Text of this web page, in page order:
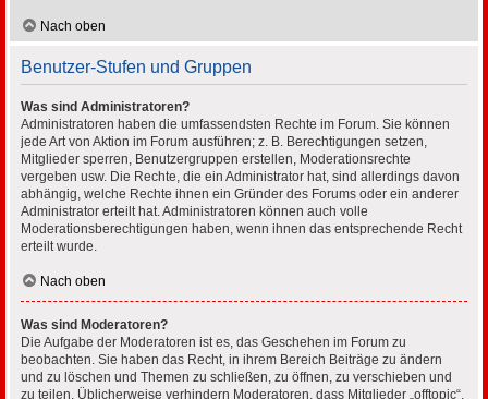
Nach oben
Benutzer-Stufen und Gruppen
Was sind Administratoren?
Administratoren haben die umfassendsten Rechte im Forum. Sie können
jede Art von Aktion im Forum ausführen; z. B. Berechtigungen setzen,
Mitglieder sperren, Benutzergruppen erstellen, Moderationsrechte
vergeben usw. Die Rechte, die ein Administrator hat, sind allerdings davon
abhängig, welche Rechte ihnen ein Gründer des Forums oder ein anderer
Administrator erteilt hat. Administratoren können auch volle
Moderationsberechtigungen haben, wenn ihnen das entsprechende Recht
erteilt wurde.
Nach oben
Was sind Moderatoren?
Die Aufgabe der Moderatoren ist es, das Geschehen im Forum zu
beobachten. Sie haben das Recht, in ihrem Bereich Beiträge zu ändern
und zu löschen und Themen zu schließen, zu öffnen, zu verschieben und
zu teilen. Üblicherweise verhindern Moderatoren, dass Mitglieder „offtopic“,